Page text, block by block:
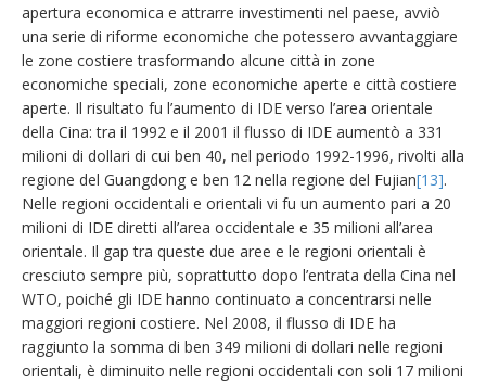
apertura economica e attrarre investimenti nel paese, avviò
una serie di riforme economiche che potessero avvantaggiare
le zone costiere trasformando alcune città in zone
economiche speciali, zone economiche aperte e città costiere
aperte. Il risultato fu l’aumento di IDE verso l’area orientale
della Cina: tra il 1992 e il 2001 il flusso di IDE aumentò a 331
milioni di dollari di cui ben 40, nel periodo 1992-1996, rivolti alla
regione del Guangdong e ben 12 nella regione del Fujian[13].
Nelle regioni occidentali e orientali vi fu un aumento pari a 20
milioni di IDE diretti all’area occidentale e 35 milioni all’area
orientale. Il gap tra queste due aree e le regioni orientali è
cresciuto sempre più, soprattutto dopo l’entrata della Cina nel
WTO, poiché gli IDE hanno continuato a concentrarsi nelle
maggiori regioni costiere. Nel 2008, il flusso di IDE ha
raggiunto la somma di ben 349 milioni di dollari nelle regioni
orientali, è diminuito nelle regioni occidentali con soli 17 milioni